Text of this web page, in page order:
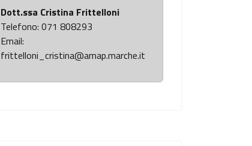
Dott.ssa Cristina Frittelloni
Telefono: 071 808293
Email:
frittelloni_cristina@amap.marche.it